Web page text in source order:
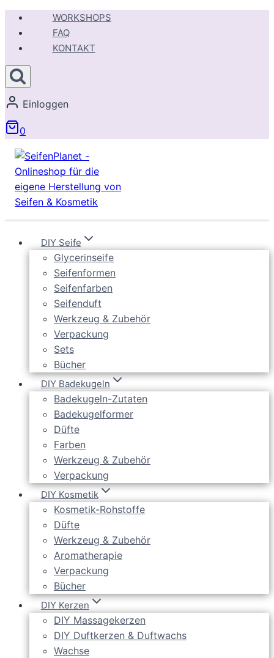
Zum
Inhalt
springen
WORKSHOPS
FAQ
KONTAKT
Einloggen
0
DIY Seife
Glycerinseife
Seifenformen
Seifenfarben
Seifenduft
Werkzeug & Zubehör
Verpackung
Sets
Bücher
DIY Badekugeln
Badekugeln-Zutaten
Badekugelformer
Düfte
Farben
Werkzeug & Zubehör
Verpackung
DIY Kosmetik
Kosmetik-Rohstoffe
Düfte
Werkzeug & Zubehör
Aromatherapie
Verpackung
Bücher
DIY Kerzen
DIY Massagekerzen
DIY Duftkerzen & Duftwachs
Wachse